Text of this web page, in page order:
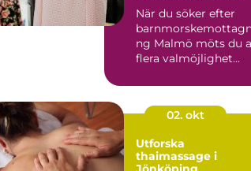
När du söker efter
ng Malmö möts du
flera valmöjlighet...
02. okt
Utforska
thaimassage i